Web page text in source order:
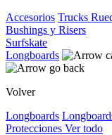
Accesorios Trucks
Bushings y Risers
Surfskate
Longboards
Volver
Longboards
Protecciones Ver todo